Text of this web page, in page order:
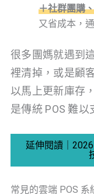
＋社群團購
又省成本，
很多團媽就遇到
裡清掉，或是顧
以馬上更新庫存
是傳統 POS 難以
延伸閱讀｜
常見的雲端 POS 系